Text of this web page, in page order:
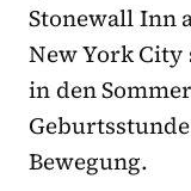
Stonewall Inn
New York
in den
Bewegung.